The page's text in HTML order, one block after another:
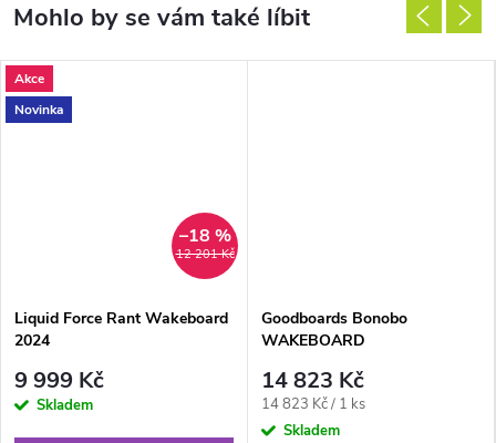
Akce
Novinka
12 201 Kč
–18 %
Liquid Force Rant Wakeboard
2024
9 999 Kč
Skladem
Goodboards Bonobo
WAKEBOARD
14 823 Kč
Měrná
cena:
14 823 Kč / 1 ks
Skladem